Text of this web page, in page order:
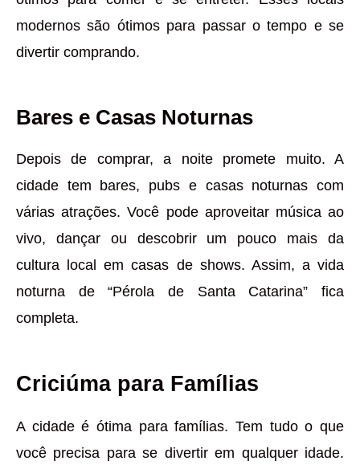
modernos são ótimos para passar o tempo e se
divertir comprando.
Bares e Casas Noturnas
Depois de comprar, a noite promete muito. A
cidade tem bares, pubs e casas noturnas com
várias atrações. Você pode aproveitar música ao
vivo, dançar ou descobrir um pouco mais da
cultura local em casas de shows. Assim, a vida
noturna de “Pérola de Santa Catarina” fica
completa.
Criciúma para Famílias
A cidade é ótima para famílias. Tem tudo o que
você precisa para se divertir em qualquer idade.